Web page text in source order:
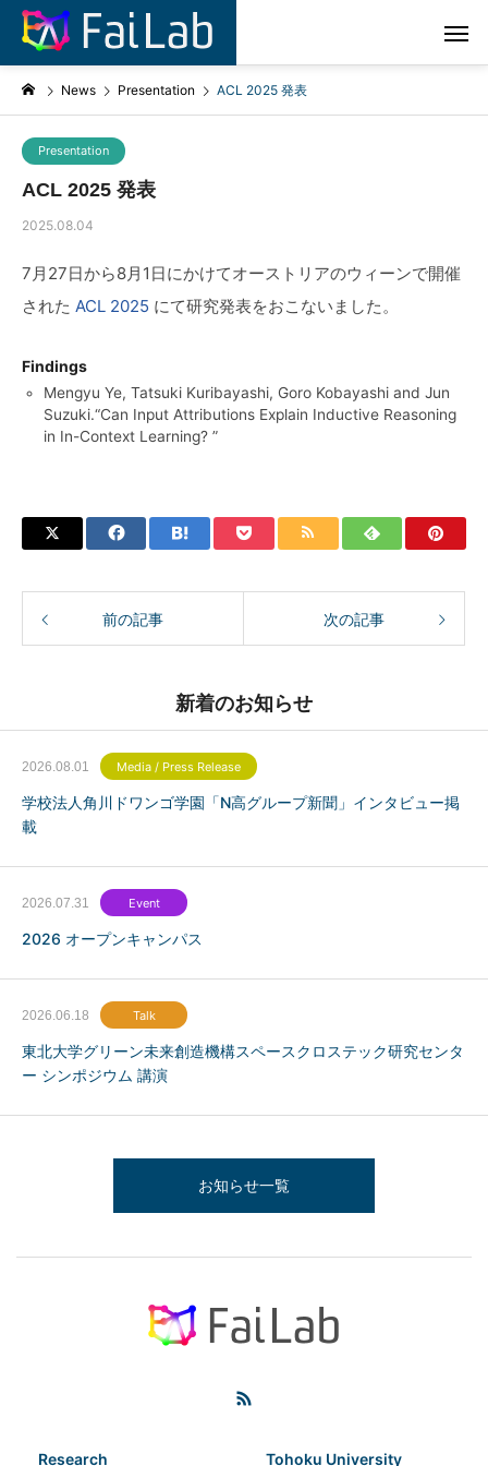
News Presentation ACL 2025 発表
Presentation
ACL 2025 発表
2025.08.04
7月27日から8月1日にかけてオーストリアのウィーンで開催
された ACL 2025 にて研究発表をおこないました。
Findings
Mengyu Ye, Tatsuki Kuribayashi, Goro Kobayashi and Jun
Suzuki.“Can Input Attributions Explain Inductive Reasoning
in In-Context Learning? ”
前の記事 次の記事
新着のお知らせ
2026.08.01 Media / Press Release
学校法人角川ドワンゴ学園「N高グループ新聞」インタビュー掲
載
2026.07.31 Event
2026 オープンキャンパス
2026.06.18 Talk
東北大学グリーン未来創造機構スペースクロステック研究センタ
ー シンポジウム 講演
お知らせ一覧
Research Tohoku University